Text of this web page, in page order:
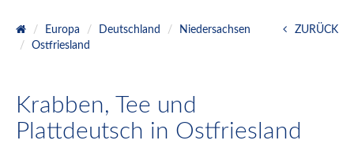
Europa Deutschland
Niedersachsen
Ostfriesland
ZURÜCK
Krabben, Tee und
Plattdeutsch in Ostfriesland